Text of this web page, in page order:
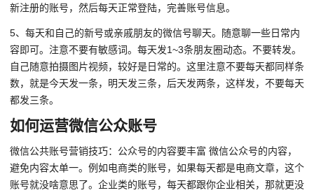
新注册的账号，然后每天正常登陆，完善账号信息。
5、每天和自己的新号或亲戚朋友的微信号聊天。随意聊一些日常内
容即可。注意不要有敏感词。每天发1~3条朋友圈动态。不要转发。
自己随意拍摄图片视频，较好是日常的。这里注意不要每天都同样条
数，就是今天发一条，明天发三条，后天发两条，这样发，不要每天
都发三条。
如何运营微信公众账号
微信公共账号营销技巧：公众号的内容要丰富 微信公众号的内容，
避免内容太单一。例如电商类的账号，如果每天都是电商文章，这个
账号就没啥意思了。企业类的账号，每天都跟你企业相关，那就更没